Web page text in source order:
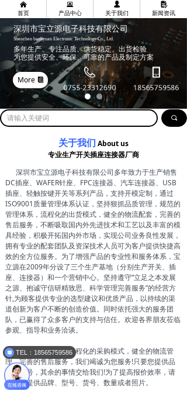
끠
多年生产、专注品质、供货稳定、出货检验
为您提供安全、环保、可靠的产品及制定方案
More 뀴
0755-23312690 18565759586
深圳市宝立源电子科技有限公司
Shenzhen baoliyuan Electronic Technology Co., Ltd.
낀
首页
뀵
产品中心
넙
关于我们
넖
新闻资讯
关于我们 About us
专业生产开关插座连接器厂商
深圳市宝立源电子科技有限公司多年致力于生产销售
DC插座、WAFER针座、FPC连接器、汽车连接器、USB
插座、轻触按键开关等系列产品，支持开模定制，通过
ISO9001质量管理体系认证，坚持狠抓品质管理，规范的
管理体系，流程化的出货模式，健全的物流配套，完善的
售后服务，不断吸取国内外先进技术和工艺以及丰富的模
具经验，积极开拓国内外市场，实现公司业务良性发展，
拥有专业的配套团队及资深技术人员可为客户提供快捷高
效的全方位服务。为了增强产品的专业性和服务体系，宝
立源在2009年分设了三个生产基地（分别生产开关、插
座、连接器）和一个营销中心。坚持遵守“立足之本发展
之源、抱诚守信研精致思、科学管理完善服务”的经营方
针,为顾客提供专业的选型建议和优质产品，以持续的渠
道创新为客户不断的创造价值。同时依托强大的服务团
队，已赢得了众多客户的支持与信任。欢迎各界朋友莅临
参观、指导和业务洽谈。
以规范的管理，流程化的采购模式，健全的物流管
理，完善的售后服务，我们竭诚为您服务!只要您提供品
牌和型号，其余的事情交给我们!为了提高报价效率，请
您务必提供品牌、型号、货号、数量或者照片。
TEL：18565759586